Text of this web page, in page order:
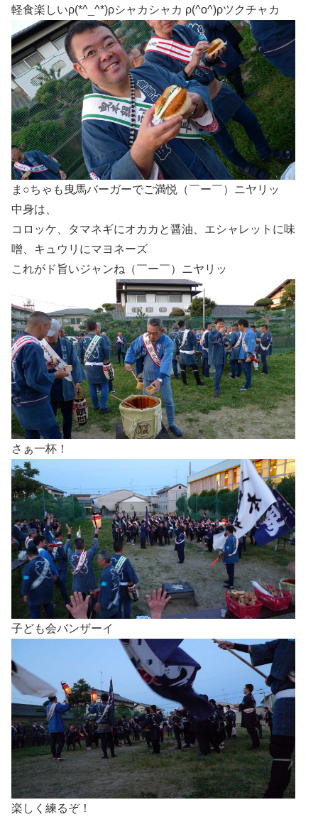
軽食楽しいρ(*^_^*)ρシャカシャカ ρ(^o^)ρツクチャカ
ま○ちゃも曳馬バーガーでご満悦（￣ー￣）ニヤリッ
中身は、
コロッケ、タマネギにオカカと醤油、エシャレットに味
噌、キュウリにマヨネーズ
これがド旨いジャンね（￣ー￣）ニヤリッ
さぁ一杯！
子ども会バンザーイ
楽しく練るぞ！